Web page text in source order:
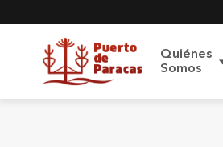
Quiénes
Somos